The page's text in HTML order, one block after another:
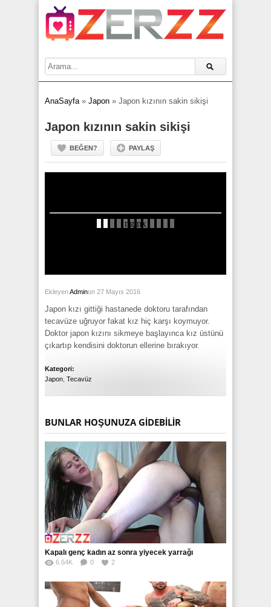
AnaSayfa» Japon » Japon kızının sakin sikişi
Japon kızının sakin sikişi
BEĞEN? PAYLAŞ
EkleyenAdminon 27 Mayıs 2016
Japon kızı gittiği hastanede doktoru tarafından
tecavüze uğruyor fakat kız hiç karşı koymuyor.
Doktor japon kızını sikmeye başlayınca kız üstünü
çıkartıp kendisini doktorun ellerine bırakıyor.
Kategori:
Japon Tecavüz
BUNLAR HOŞUNUZA GIDEBILIR
Kapalı genç kadın az sonra yiyecek yarrağı
6.64K 0 2